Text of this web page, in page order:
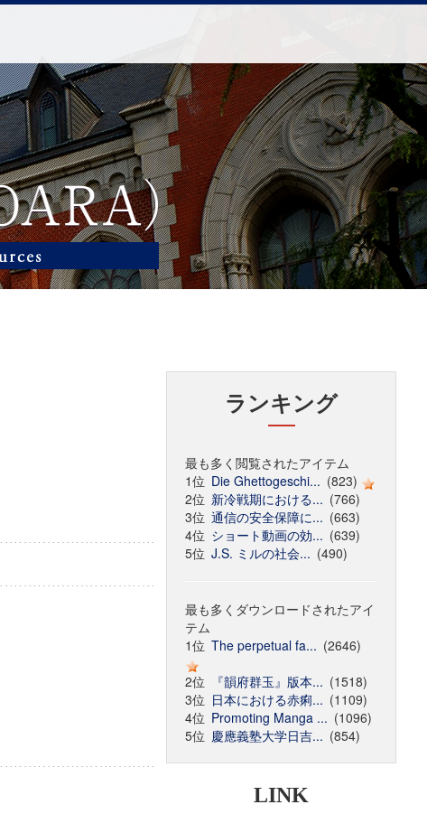
ランキング
最も多く閲覧されたアイテム
1位 Die Ghettogeschi... (823)
2位 新冷戦期における... (766)
3位 通信の安全保障に... (663)
4位 ショート動画の効... (639)
5位 J.S. ミルの社会... (490)
最も多くダウンロードされたアイ
テム
1位 The perpetual fa... (2646)
2位
『韻府群玉』版本... (1518)
3位 日本における赤痢... (1109)
4位 Promoting Manga ... (1096)
5位 慶應義塾大学日吉... (854)
LINK